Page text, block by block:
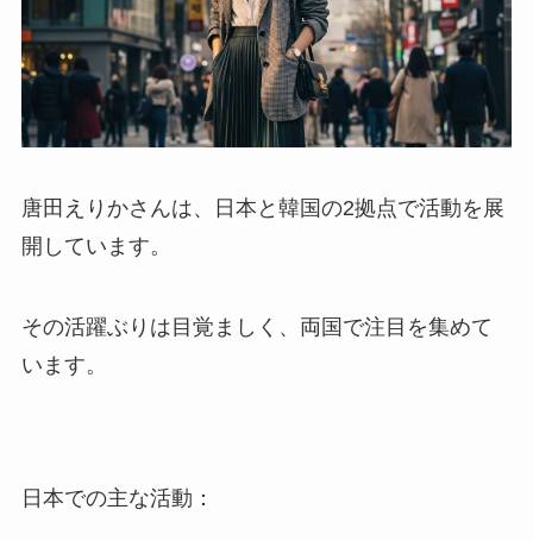
唐田えりかさんは、日本と韓国の2拠点で活動を展
開しています。
その活躍ぶりは目覚ましく、両国で注目を集めて
います。
日本での主な活動：